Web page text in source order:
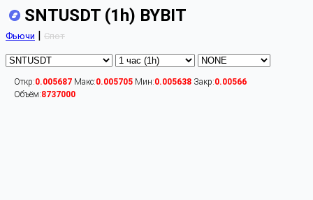
SNTUSDT (1h) BYBIT
Фьючи | Спот
Откр:0.005687 Макс:0.005705 Мин:0.005638 Закр:0.00566
Объём:8737000